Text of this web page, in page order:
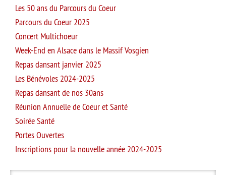
Les 50 ans du Parcours du Coeur
Parcours du Coeur 2025
Concert Multichoeur
Week-End en Alsace dans le Massif Vosgien
Repas dansant janvier 2025
Les Bénévoles 2024-2025
Repas dansant de nos 30ans
Réunion Annuelle de Coeur et Santé
Soirée Santé
Portes Ouvertes
Inscriptions pour la nouvelle année 2024-2025